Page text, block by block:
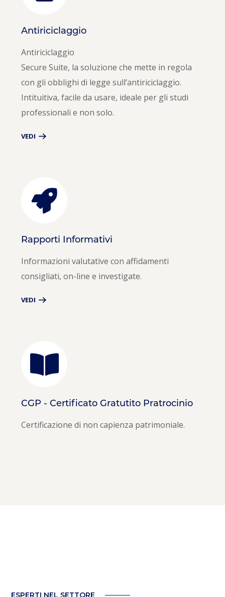
Antiriciclaggio
Antiriciclaggio
Secure Suite, la soluzione che mette in regola
con gli obblighi di legge sull’antiriciclaggio.
Intituitiva, facile da usare, ideale per gli studi
professionali e non solo.
VEDI
Rapporti Informativi
Informazioni valutative con affidamenti
consigliati, on-line e investigate.
VEDI
CGP - Certificato Gratutito Pratrocinio
Certificazione di non capienza patrimoniale.
ESPERTI NEL SETTORE